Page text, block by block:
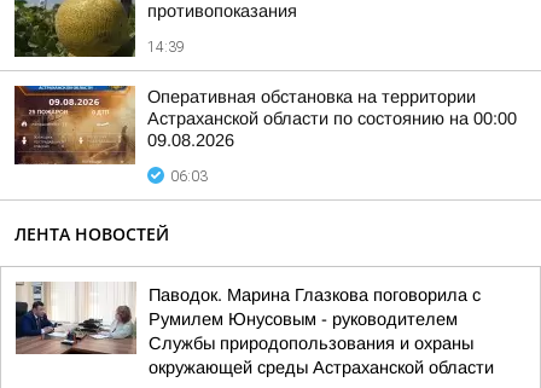
противопоказания
14:39
Оперативная обстановка на территории
Астраханской области по состоянию на 00:00
09.08.2026
06:03
ЛЕНТА НОВОСТЕЙ
Паводок. Марина Глазкова поговорила с
Румилем Юнусовым - руководителем
Службы природопользования и охраны
окружающей среды Астраханской области